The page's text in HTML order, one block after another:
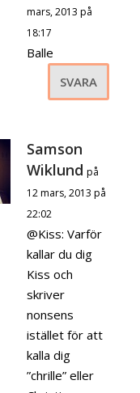
mars, 2013 på
18:17
Balle
SVARA
Samson
Wiklund på
12 mars, 2013 på
22:02
@Kiss: Varför
kallar du dig
Kiss och
skriver
nonsens
istället för att
kalla dig
”chrille” eller